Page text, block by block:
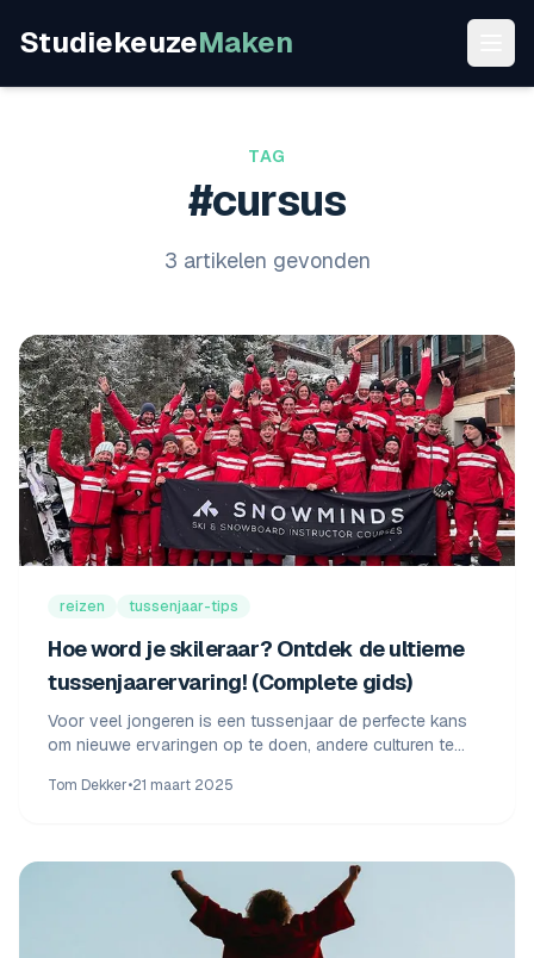
StudiekeuzeMaken
TAG
#cursus
3 artikelen gevonden
reizen tussenjaar-tips
Hoe word je skileraar? Ontdek de ultieme
tussenjaarervaring! (Complete gids)
Voor veel jongeren is een tussenjaar de perfecte kans
om nieuwe ervaringen op te doen, andere culturen te
Tom Dekker•21 maart 2025